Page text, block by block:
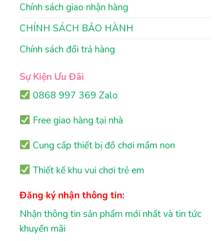
Chính sách giao nhận hàng
CHÍNH SÁCH BẢO HÀNH
Chính sách đổi trả hàng
Sự Kiện Ưu Đãi
0868 997 369 Zalo
Free giao hàng tại nhà
Cung cấp thiết bị đồ chơi mầm non
Thiết kế khu vui chơi trẻ em
Đăng ký nhận thông tin:
Nhận thông tin sản phẩm mới nhất và tin tức
khuyến mãi